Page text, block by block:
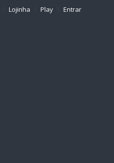
Lojinha Play Entrar